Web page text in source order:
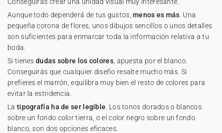
Aunque todo dependerá de tus gustos,menos es más . Una
pequeña corona de flores, unos dibujos sencillos o unos detalles
son suficientes para enmarcar toda la información relativa a tu
boda.
Si tienes dudas sobre los colores, apuesta por el blanco.
Conseguirás que cualquier diseño resalte mucho más. Si
prefieres el marrón, equilibra muy bien el resto de colores para
evitar la estridencia.
La tipografía ha de ser legible . Los tonos dorados o blancos
sobre un fondo color tierra, o el color negro sobre un fondo
blanco, son dos opciones eficaces.